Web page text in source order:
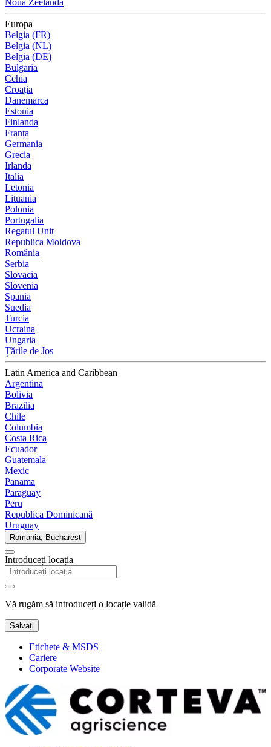
Europa
Belgia (FR)
Belgia (NL)
Belgia (DE)
Bulgaria
Cehia
Croația
Danemarca
Estonia
Finlanda
Franța
Germania
Grecia
Irlanda
Italia
Letonia
Lituania
Polonia
Portugalia
Regatul Unit
Republica Moldova
România
Serbia
Slovacia
Slovenia
Spania
Suedia
Turcia
Ucraina
Ungaria
Țările de Jos
Latin America and Caribbean
Argentina
Bolivia
Brazilia
Chile
Columbia
Costa Rica
Ecuador
Guatemala
Mexic
Panama
Paraguay
Peru
Republica Dominicană
Uruguay
Romania, Bucharest
Introduceți locația
Vă rugăm să introduceți o locație validă
Salvați
Etichete & MSDS
Cariere
Corporate Website